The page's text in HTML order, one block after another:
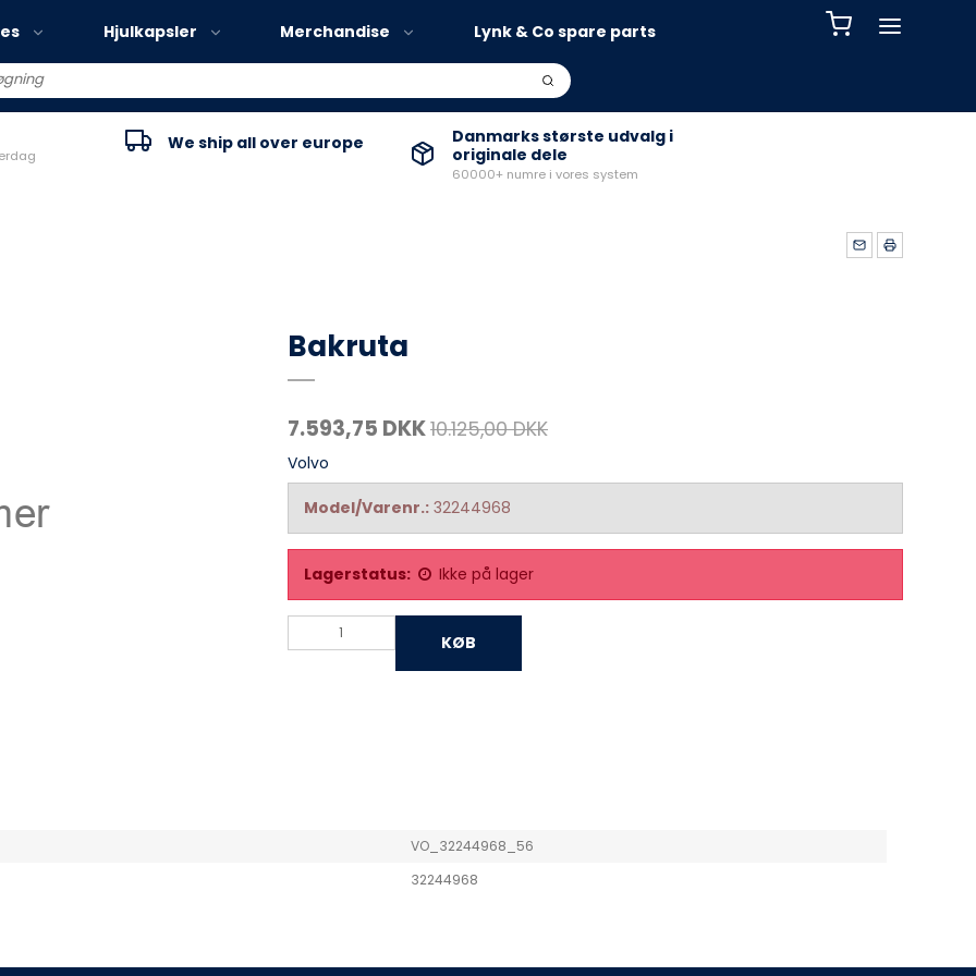
Volvo EX30
Hjulkapsler Merchandise Lynk & Co spare parts
We ship all over europe
Danmarks største udvalg i
originale dele
60000+ numre i vores system
Bakruta
7.593,75 DKK10.125,00 DKK
Volvo
Model/Varenr.: 32244968
Lagerstatus: Ikke på lager
KØB
VO_32244968_56
32244968